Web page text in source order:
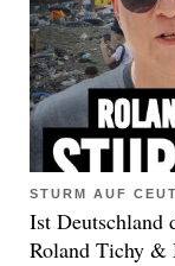
STURM AUF
Ist Deutschland
Roland Tichy &